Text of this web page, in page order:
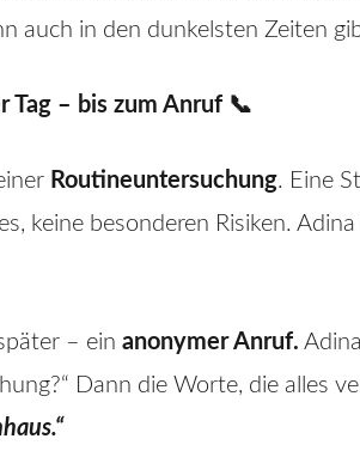
auch in den dunkelsten Zeiten
Tag – bis zum Anruf 📞
Routineuntersuchung. Eine
keine besonderen Risiken.
– ein anonymer Anruf.
Dann die Worte, die alles